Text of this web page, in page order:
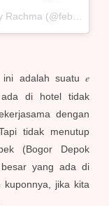
adalah suatu e
di hotel tidak
dengan
tidak menutup
(Bogor Depok
yang ada di
kuponnya, jika kita